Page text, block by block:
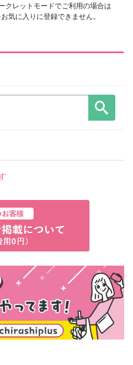
クレットモードでご利用の場合は
気に入りに登録できません。